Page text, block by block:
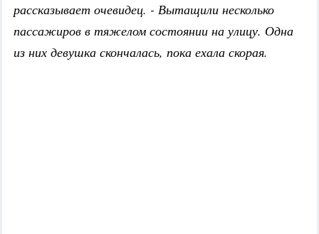
рассказывает очевидец. - Вытащили несколько
пассажиров в тяжелом состоянии на улицу. Одна
из них девушка скончалась, пока ехала скорая.